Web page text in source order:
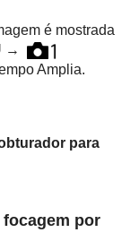
é mostrada
→
Amplia.
para
por